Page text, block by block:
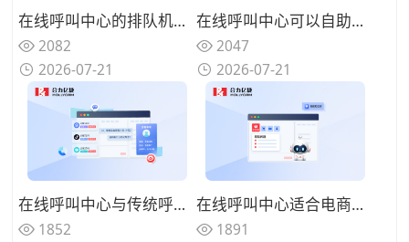
在线呼叫中心的排队机制如何优化？智能路由减少客户等待焦虑
2082
2026-07-21
在线呼叫中心可以自助解决问题吗？知识库与机器人协同打造自助服务体系
2047
2026-07-21
在线呼叫中心与传统呼叫中心有何不同？从电话线到互联网的范式变革
1852
在线呼叫中心适合电商企业吗？大促期间服务弹性的实战价值
1891